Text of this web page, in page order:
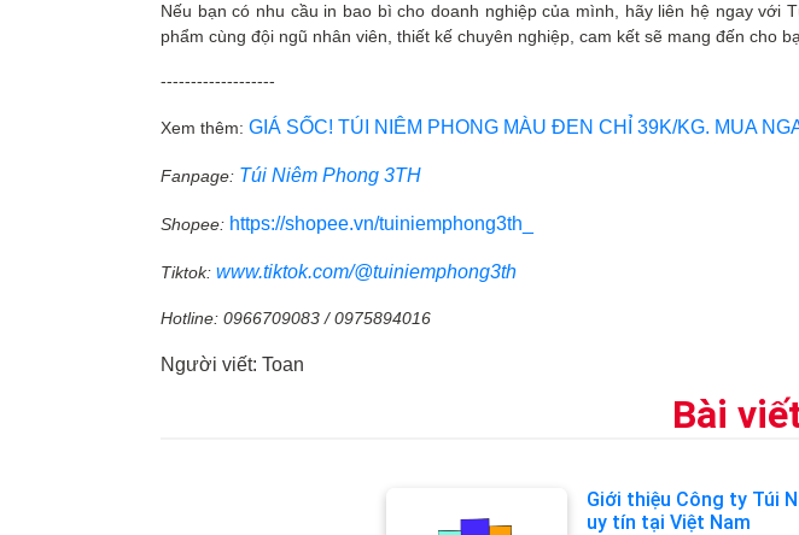
Nếu bạn có nhu cầu in bao bì cho doanh nghiệp của mình, hãy liên hệ ngay với
phẩm cùng đội ngũ nhân viên, thiết kế chuyên nghiệp, cam kết sẽ mang đến cho
-------------------
Xem thêm: GIÁ SỐC! TÚI NIÊM PHONG MÀU ĐEN CHỈ 39K/KG. MUA
Fanpage: Túi Niêm Phong 3TH
Shopee: https://shopee.vn/tuiniemphong3th_
Tiktok: www.tiktok.com/@tuiniemphong3th
Hotline: 0966709083 / 0975894016
Người viết: Toan
Bài
Giới thiệu Công ty Túi
uy tín tại Việt Nam